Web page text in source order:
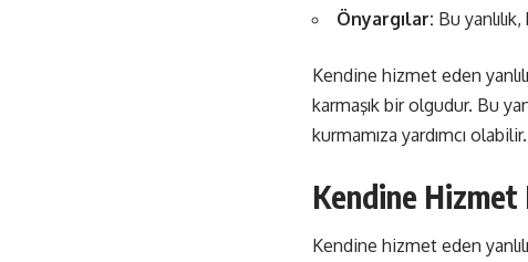
Önyargılar: Bu
Kendine hizmet eden
karmaşık bir olgudur. Bu
kurmamıza yardımcı olabilir.
Kendine Hizmet
Kendine hizmet eden